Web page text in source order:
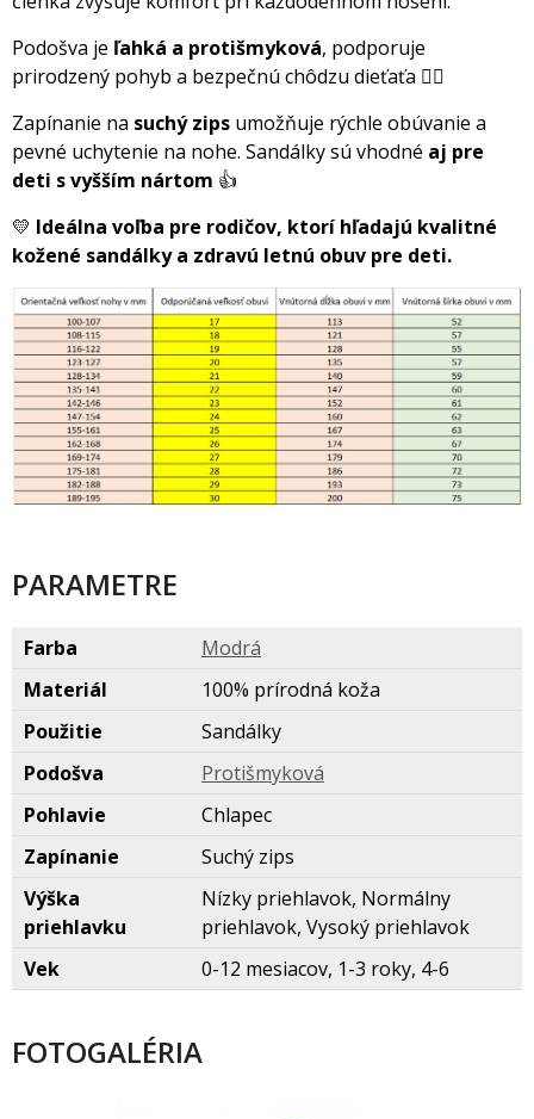
Podošva je ľahká a protišmykov, podporuje
prirodzený pohyb a bezpečnú chôdzu dieťaťa 🚶‍♂️
Zapínanie na suchý zips umožňuje rýchle obúvanie a
pevné uchytenie na nohe. Sandálky sú vhodné aj pre
deti s vyšším nártom 👍
💛 Ideálna voľba pre rodičov, ktorí hľadajú kvalitné
kožené sandálky a zdravú letnú obuv pre deti.
PARAMETRE
Farba
Modr
Materiál
100% prírodná koža
Použitie
Sandálky
Podošva
Protišmykov
Pohlavie
Chlapec
Zapínanie
Suchý zips
Výška
priehlavku
Nízky priehlavok, Normálny
priehlavok, Vysoký priehlavok
Vek
0-12 mesiacov, 1-3 roky, 4-6
FOTOGALÉRIA